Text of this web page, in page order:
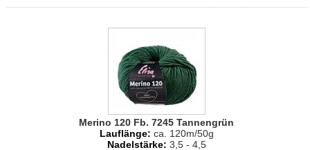
Merino 120 Fb. 7245 Tannengrün
Lauflänge: ca. 120m/50g
Nadelstärke: 3,5 - 4,5